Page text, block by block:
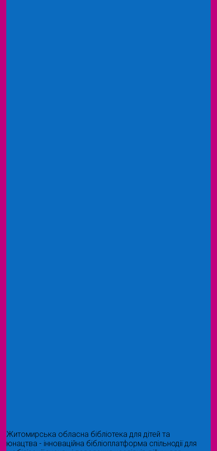
Житомирська обласна бібліотека для дітей та
юнацтва - інноваційна бібліоплатформа спільнодії для